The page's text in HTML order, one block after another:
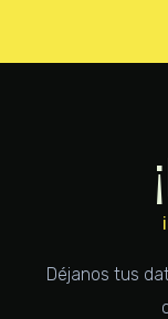
Déjanos tus